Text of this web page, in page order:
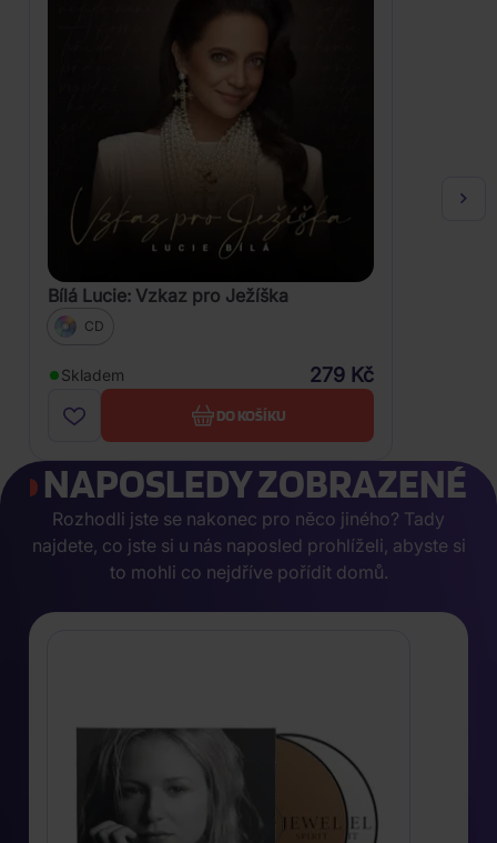
Bílá Lucie: Vzkaz pro Ježíška
CD
Skladem 279 Kč
DO KOŠÍKU
NAPOSLEDY ZOBRAZENÉ
Rozhodli jste se nakonec pro něco jiného? Tady
najdete, co jste si u nás naposled prohlíželi, abyste si
to mohli co nejdříve pořídit domů.